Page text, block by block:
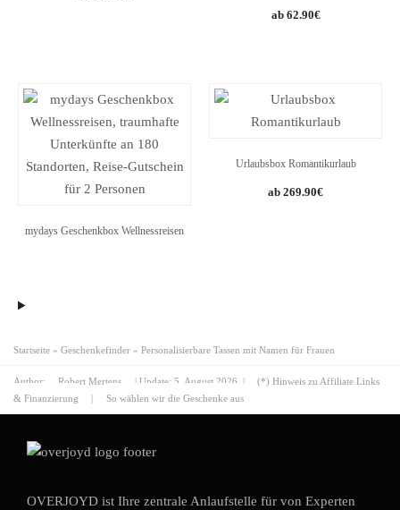
62.90€
mydays Geschenkbox Wellnessreisen
Urlaubsbox Romantikurlaub
269.90€
Startseite » Geschenkefinder » Personalisierbare Tassen mit Namen für Frauen
Author: Robert Mertens | Update: 5. August 2026 |
(*) Hinweis zu Affiliate Links
& Finanzierung
| So wählen wir die Geschenke aus
OVERJOYD ist Ihre zentrale Anlaufstelle für von Experten